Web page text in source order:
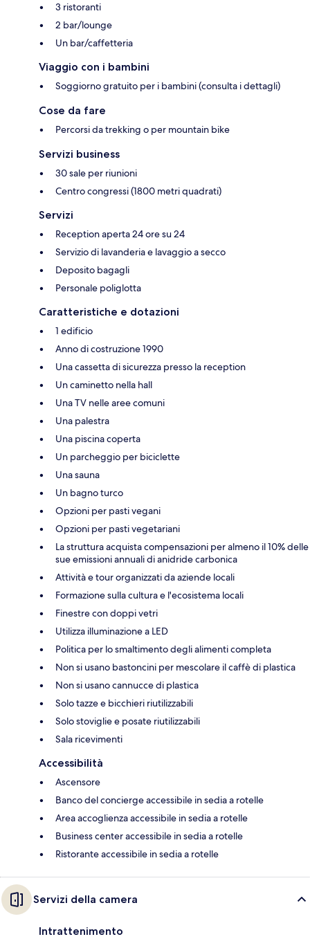
3 ristoranti
2 bar/lounge
Un bar/caffetteria
Viaggio con i bambini
Soggiorno gratuito per i bambini (consulta i dettagli)
Cose da fare
Percorsi da trekking o per mountain bike
Servizi business
30 sale per riunioni
Centro congressi (1800 metri quadrati)
Servizi
Reception aperta 24 ore su 24
Servizio di lavanderia e lavaggio a secco
Deposito bagagli
Personale poliglotta
Caratteristiche e dotazioni
1 edificio
Anno di costruzione 1990
Una cassetta di sicurezza presso la reception
Un caminetto nella hall
Una TV nelle aree comuni
Una palestra
Una piscina coperta
Un parcheggio per biciclette
Una sauna
Un bagno turco
Opzioni per pasti vegani
Opzioni per pasti vegetariani
La struttura acquista compensazioni per almeno il 10% delle
sue emissioni annuali di anidride carbonica
Attività e tour organizzati da aziende locali
Formazione sulla cultura e l'ecosistema locali
Finestre con doppi vetri
Utilizza illuminazione a LED
Politica per lo smaltimento degli alimenti completa
Non si usano bastoncini per mescolare il caffè di plastica
Non si usano cannucce di plastica
Solo tazze e bicchieri riutilizzabili
Solo stoviglie e posate riutilizzabili
Sala ricevimenti
Accessibilità
Ascensore
Banco del concierge accessibile in sedia a rotelle
Area accoglienza accessibile in sedia a rotelle
Business center accessibile in sedia a rotelle
Ristorante accessibile in sedia a rotelle
Servizi della camera
Intrattenimento